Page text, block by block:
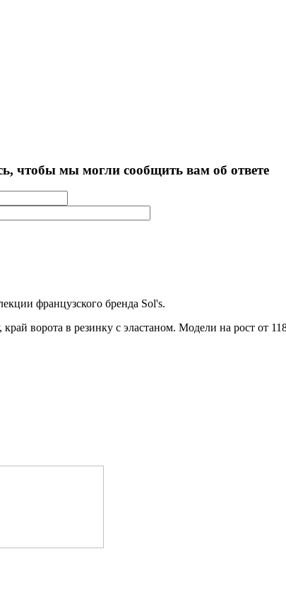
чтобы мы могли сообщить вам об ответе
французского бренда Sol's.
ворота в резинку с эластаном. Модели на рост от